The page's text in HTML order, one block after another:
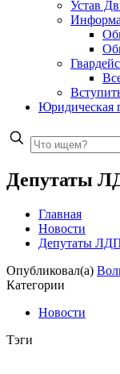
Устав
Юридическая
Депутаты
Главная
Новости
Депутаты
Опубликовал(а)
Категории
Новости
Тэги